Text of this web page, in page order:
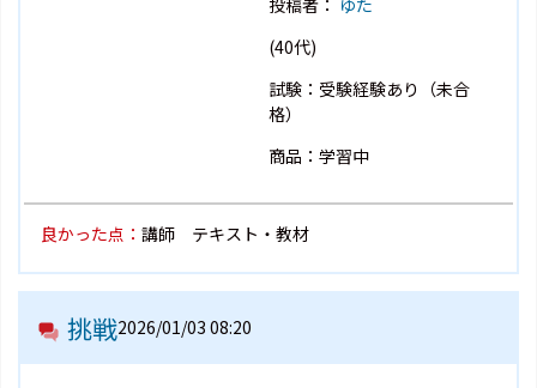
投稿者： ゆた
(40代)
試験：受験経験あり（未合
格）
商品：学習中
良かった点： 講師 テキスト・教材
挑戦2026/01/03 08:20